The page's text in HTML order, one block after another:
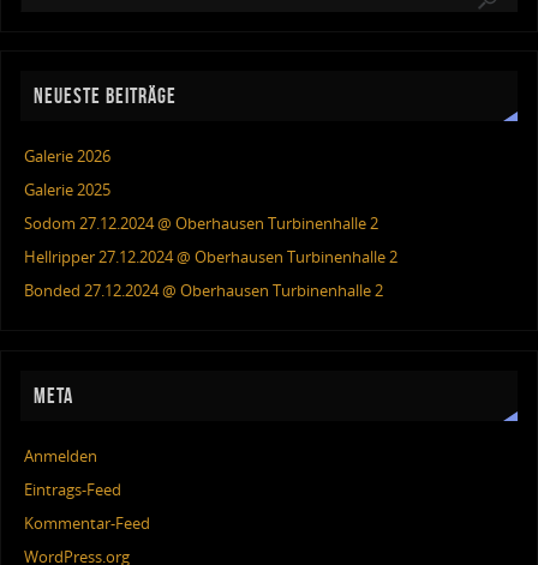
NEUESTE BEITRÄGE
Galerie 2026
Galerie 2025
Sodom 27.12.2024 @ Oberhausen Turbinenhalle 2
Hellripper 27.12.2024 @ Oberhausen Turbinenhalle 2
Bonded 27.12.2024 @ Oberhausen Turbinenhalle 2
META
Anmelden
Eintrags-Feed
Kommentar-Feed
WordPress.org